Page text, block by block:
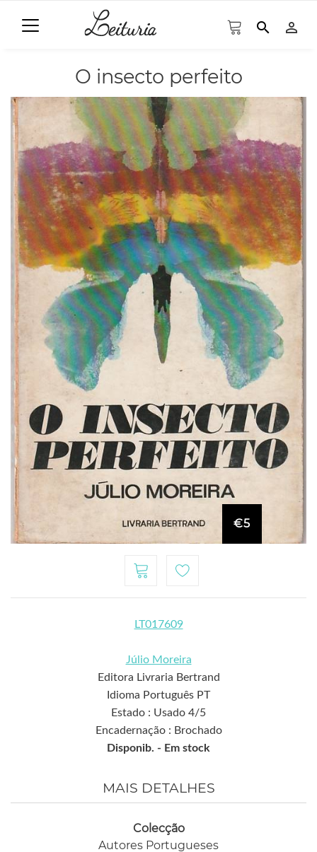
search person_outline
O insecto perfeito
€5
LT017609
Júlio Moreira
Editora Livraria Bertrand
Idioma Português PT
Estado : Usado 4/5
Encadernação : Brochado
Disponib. - Em stock
MAIS DETALHES
Colecção
Autores Portugueses